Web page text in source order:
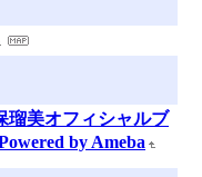
瑠美オフィシャルブ
by Ameba